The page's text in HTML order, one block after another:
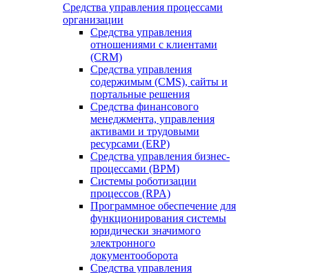
Средства управления процессами
организации
Средства управления
отношениями с клиентами
(CRM)
Средства управления
содержимым (CMS), сайты и
портальные решения
Средства финансового
менеджмента, управления
активами и трудовыми
ресурсами (ERP)
Средства управления бизнес-
процессами (BPM)
Системы роботизации
процессов (RPA)
Программное обеспечение для
функционирования системы
юридически значимого
электронного
документооборота
Средства управления